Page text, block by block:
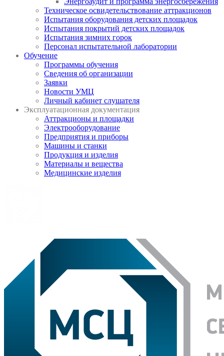
Техническое освидетельствование аттракционов
Испытания оборудования детских площадок
Испытания покрытий детских площадок
Испытания зимних горок
Персонал испытательной лаборатории
Обучение
Программы обучения
Сведения об организации
Заявки
Новости УМЦ
Личный кабинет слушателя
Эксплуатационная документация
Аттракционы и площадки
Электрооборудование
Предприятия и приборы
Машины и станки
Продукция и изделия
Материалы и вещества
Медицинские изделия